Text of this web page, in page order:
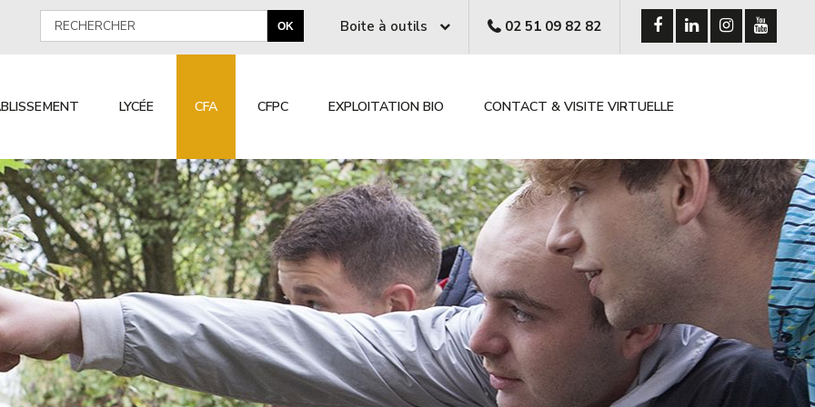
02 51 09 82 82
Boite à outils
OK
LYCÉE CFA CFPC EXPLOITATION BIO CONTACT & VISITE VIRTUELLE